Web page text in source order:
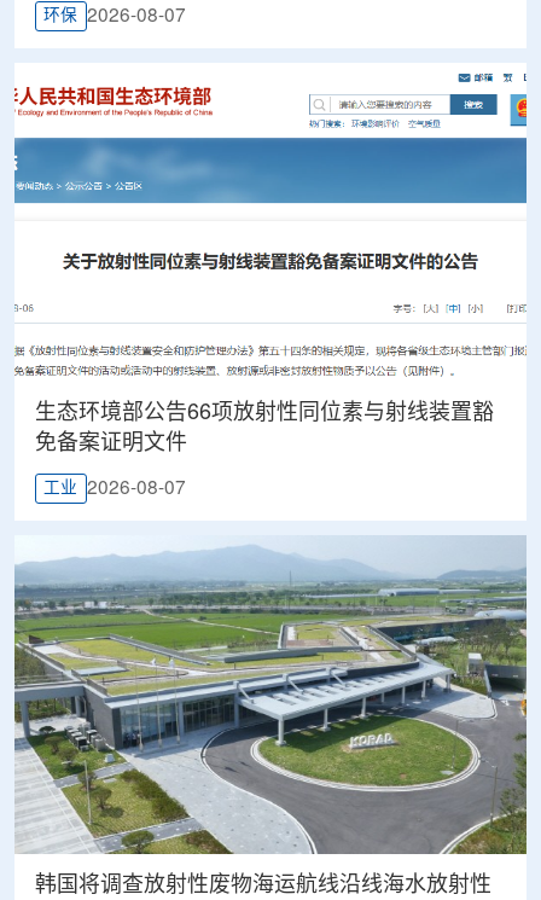
环保 2026-08-07
生态环境部公告66项放射性同位素与射线装置豁
免备案证明文件
工业 2026-08-07
韩国将调查放射性废物海运航线沿线海水放射性